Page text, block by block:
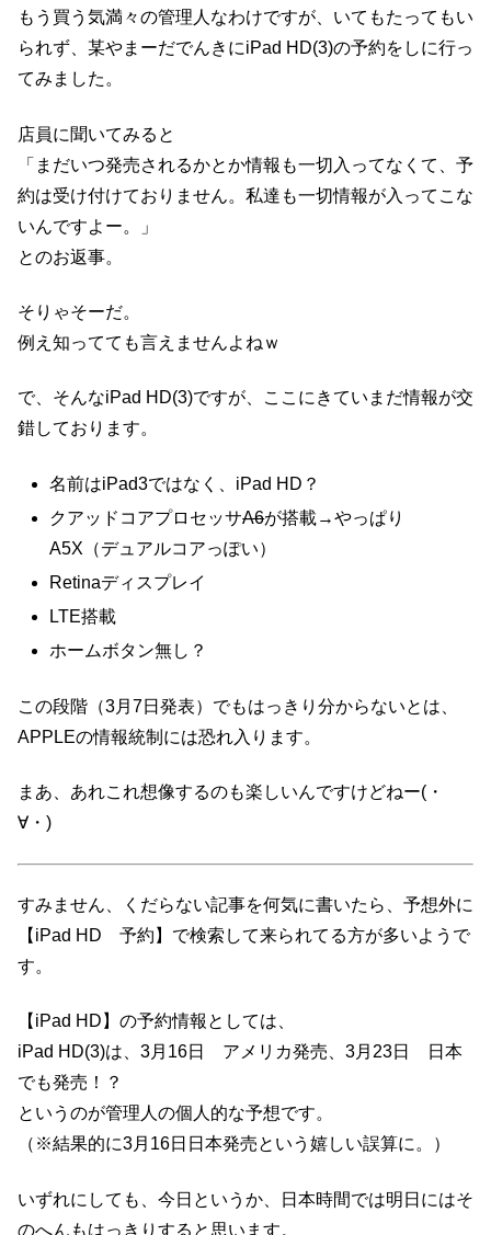
もう買う気満々の管理人なわけですが、いてもたってもい
られず、某やまーだでんきにiPad HD(3)の予約をしに行っ
てみました。
店員に聞いてみると
「まだいつ発売されるかとか情報も一切入ってなくて、予
約は受け付けておりません。私達も一切情報が入ってこな
いんですよー。」
とのお返事。
そりゃそーだ。
例え知ってても言えませんよねｗ
で、そんなiPad HD(3)ですが、ここにきていまだ情報が交
錯しております。
名前はiPad3ではなく、iPad HD？
クアッドコアプロセッサA6が搭載→やっぱり
A5X（デュアルコアっぽい）
Retinaディスプレイ
LTE搭載
ホームボタン無し？
この段階（3月7日発表）でもはっきり分からないとは、
APPLEの情報統制には恐れ入ります。
まあ、あれこれ想像するのも楽しいんですけどねー(・
∀・)
すみません、くだらない記事を何気に書いたら、予想外に
【iPad HD 予約】で検索して来られてる方が多いようで
す。
【iPad HD】の予約情報としては、
iPad HD(3)は、3月16日 アメリカ発売、3月23日 日本
でも発売！？
というのが管理人の個人的な予想です。
（※結果的に3月16日日本発売という嬉しい誤算に。）
いずれにしても、今日というか、日本時間では明日にはそ
のへんもはっきりすると思います。